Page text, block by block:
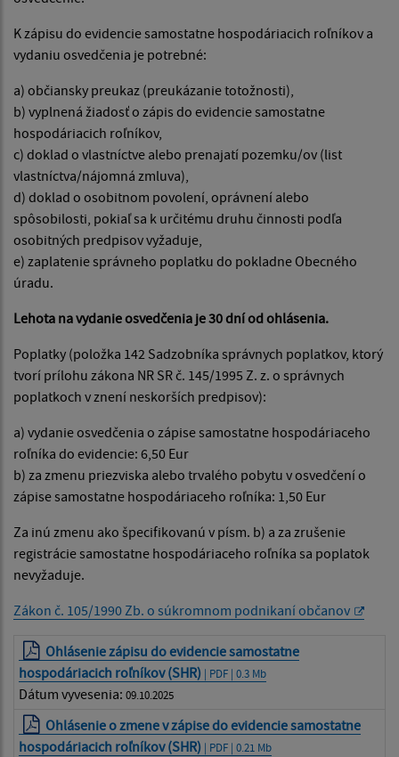
K zápisu do evidencie samostatne hospodáriacich roľníkov a
vydaniu osvedčenia je potrebné:
a) občiansky preukaz (preukázanie totožnosti),
b) vyplnená žiadosť o zápis do evidencie samostatne
hospodáriacich roľníkov,
c) doklad o vlastníctve alebo prenajatí pozemku/ov (list
vlastníctva/nájomná zmluva),
d) doklad o osobitnom povolení, oprávnení alebo
spôsobilosti, pokiaľ sa k určitému druhu činnosti podľa
osobitných predpisov vyžaduje,
e) zaplatenie správneho poplatku do pokladne Obecného
úradu.
Lehota na vydanie osvedčenia je 30 dní od ohlásenia.
Poplatky (položka 142 Sadzobníka správnych poplatkov, ktorý
tvorí prílohu zákona NR SR č. 145/1995 Z. z. o správnych
poplatkoch v znení neskorších predpisov):
a) vydanie osvedčenia o zápise samostatne hospodáriaceho
roľníka do evidencie: 6,50 Eur
b) za zmenu priezviska alebo trvalého pobytu v osvedčení o
zápise samostatne hospodáriaceho roľníka: 1,50 Eur
Za inú zmenu ako špecifikovanú v písm. b) a za zrušenie
registrácie samostatne hospodáriaceho roľníka sa poplatok
nevyžaduje.
Zákon č. 105/1990 Zb. o súkromnom podnikaní občanov
Ohlásenie zápisu do evidencie samostatne
hospodáriacich roľníkov (SHR) | PDF | 0.3 Mb
Dátum vyvesenia: 09.10.2025
Ohlásenie o zmene v zápise do evidencie samostatne
hospodáriacich roľníkov (SHR) | PDF | 0.21 Mb